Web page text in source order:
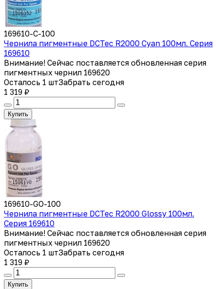
169610-C-100
Чернила пигментные DCTec R2000 Cyan 100мл. Серия
169610
Внимание! Сейчас поставляется обновленная серия
пигментных чернил 169620
Осталось 1 штЗабрать сегодня
1 319 ₽
Купить
169610-GO-100
Чернила пигментные DCTec R2000 Glossy 100мл.
Серия 169610
Внимание! Сейчас поставляется обновленная серия
пигментных чернил 169620
Осталось 1 штЗабрать сегодня
1 319 ₽
Купить